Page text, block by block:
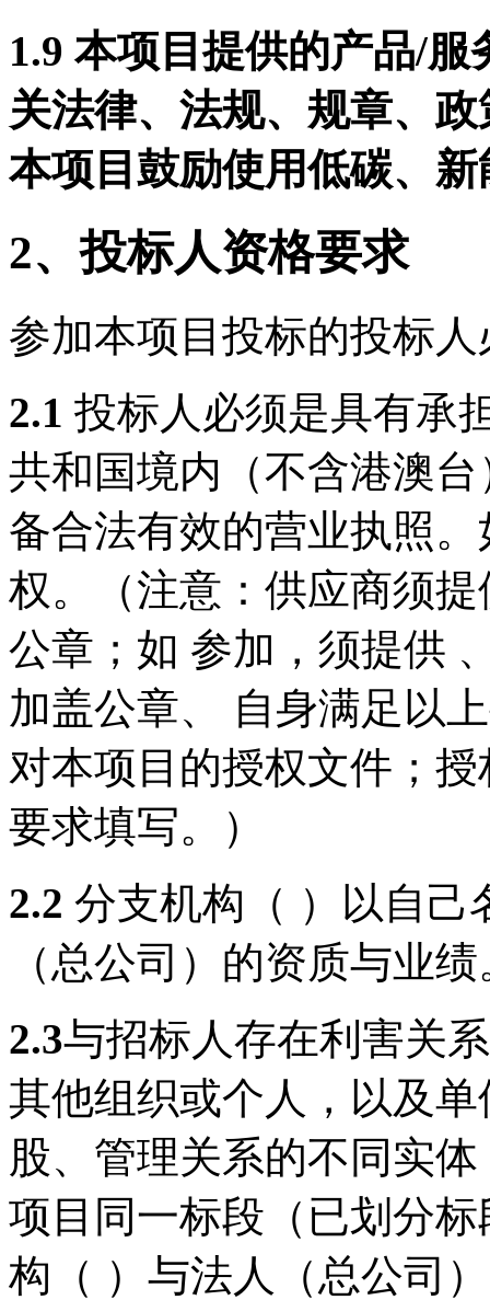
1.9 本项目提供的产品/
关法律、法规、规章、
本项目鼓励使用低碳、
2、投标人资格要求
参加本项目投标的投标
2.1 投标人 必须是具有承
共和国境内（不含港澳
备合法有效的营业执照。
权。（注意： 供应商须
公章；如 参加， 须提供
加盖公章、
自身满足以
对本项目的授权文件 ； 授
要求填写。
）
2.2 分支机构（ ）以自己
（总公司）的资质与业绩
2.3与招标人存在利害关
其他组织或个人，以及
股、管理关系的不同实
项目同一标段（已划分
构（ ）与法人（总公司